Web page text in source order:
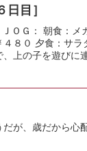
目］
ＯＧ： 朝食：メ
８０ 夕食：サラ
、上の子を遊び
が、歳だから心配